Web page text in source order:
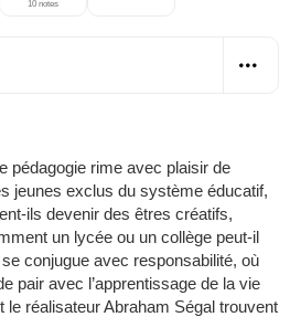
10 notes
pédagogie rime avec plaisir de
jeunes exclus du système éducatif,
ils devenir des êtres créatifs,
un lycée ou un collège peut-il
conjugue avec responsabilité, où
pair avec l’apprentissage de la vie
le réalisateur Abraham Ségal trouvent